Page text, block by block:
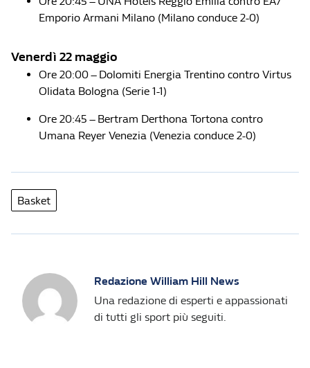
Emporio Armani Milano (Milano conduce 2-0)
Venerdì 22 maggio
Ore 20:00 – Dolomiti Energia Trentino contro Virtus
Olidata Bologna (Serie 1-1)
Ore 20:45 – Bertram Derthona Tortona contro
Umana Reyer Venezia (Venezia conduce 2-0)
Basket
Redazione William Hill News
Una redazione di esperti e appassionati
di tutti gli sport più seguiti.